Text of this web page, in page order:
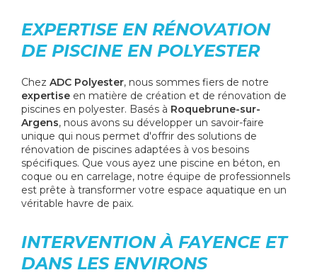
EXPERTISE EN RÉNOVATION
DE PISCINE EN POLYESTER
Chez ADC Polyester, nous sommes fiers de notre
expertise en matière de création et de rénovation de
piscines en polyester. Basés à Roquebrune-sur-
Argens, nous avons su développer un savoir-faire
unique qui nous permet d'offrir des solutions de
rénovation de piscines adaptées à vos besoins
spécifiques. Que vous ayez une piscine en béton, en
coque ou en carrelage, notre équipe de professionnels
est prête à transformer votre espace aquatique en un
véritable havre de paix.
INTERVENTION À FAYENCE ET
DANS LES ENVIRONS